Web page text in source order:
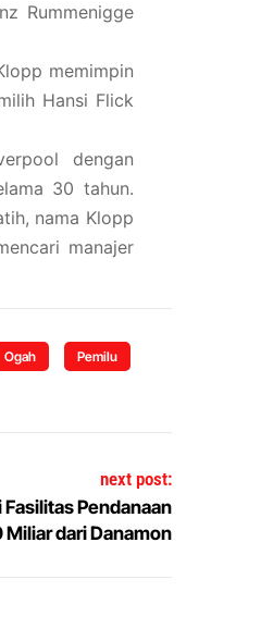
Rummenigge
memimpin
Hansi Flick
dengan
30 tahun.
nama Klopp
manajer
Ogah
Pemilu
next post:
Pendanaan
Miliar dari Danamon